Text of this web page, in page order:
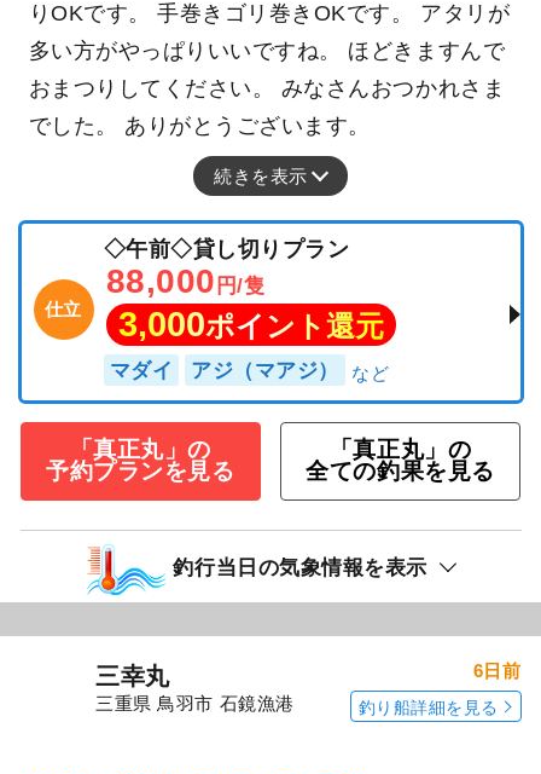
りOKです。 手巻きゴリ巻きOKです。 アタリが
多い方がやっぱりいいですね。 ほどきますんで
おまつりしてください。 みなさんおつかれさま
でした。 ありがとうございます。
続きを表示
仕立
◇午前◇貸し切りプラン
88,000 円/隻
3,000ポイント還元
マダイ アジ（マアジ）
「真正丸」の
予約プランを見る
「真正丸」の
全ての釣果を見る
釣行当日の気象情報を表示
三幸丸
三重県 鳥羽市 石鏡漁港
6日前
釣り船詳細を見る